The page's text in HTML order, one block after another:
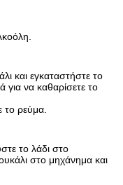
και εγκαταστήστε το
για να καθαρίσετε το
το ρεύμα.
το λάδι στο
στο μηχάνημα και